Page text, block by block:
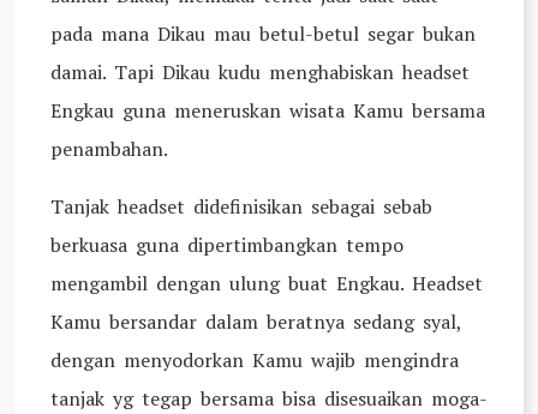
pada mana Dikau mau betul-betul segar bukan
damai. Tapi Dikau kudu menghabiskan headset
Engkau guna meneruskan wisata Kamu bersama
penambahan.
Tanjak headset didefinisikan sebagai sebab
berkuasa guna dipertimbangkan tempo
mengambil dengan ulung buat Engkau. Headset
Kamu bersandar dalam beratnya sedang syal,
dengan menyodorkan Kamu wajib mengindra
tanjak yg tegap bersama bisa disesuaikan moga-